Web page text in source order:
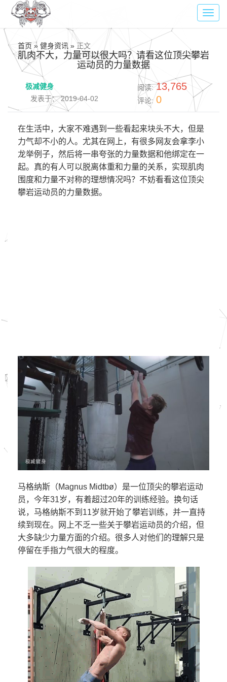
首页 » 健身资讯 » 正文
肌肉不大，力量可以很大吗？请看这位顶尖攀岩
运动员的力量数据
极减健身
发表于： 2019-04-02
阅读: 13,765
评论: 0
在生活中，大家不难遇到一些看起来块头不大，但是
力气却不小的人。尤其在网上，有很多网友会拿李小
龙举例子，然后将一串夸张的力量数据和他绑定在一
起。真的有人可以脱离体重和力量的关系，实现肌肉
围度和力量不对称的理想情况吗？不妨看看这位顶尖
攀岩运动员的力量数据。
马格纳斯（Magnus Midtbø）是一位顶尖的攀岩运动
员，今年31岁，有着超过20年的训练经验。换句话
说，马格纳斯不到11岁就开始了攀岩训练，并一直持
续到现在。网上不乏一些关于攀岩运动员的介绍，但
大多缺少力量方面的介绍。很多人对他们的理解只是
停留在手指力气很大的程度。